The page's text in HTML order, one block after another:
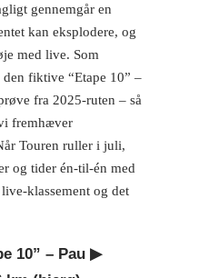
gennemgår en
kan eksplodere, og
med live. Som
fiktive “Etape 10” –
fra 2025-ruten – så
fremhæver
Touren ruller i juli,
og tider én-til-én med
klassement og det
10” – Pau ▶